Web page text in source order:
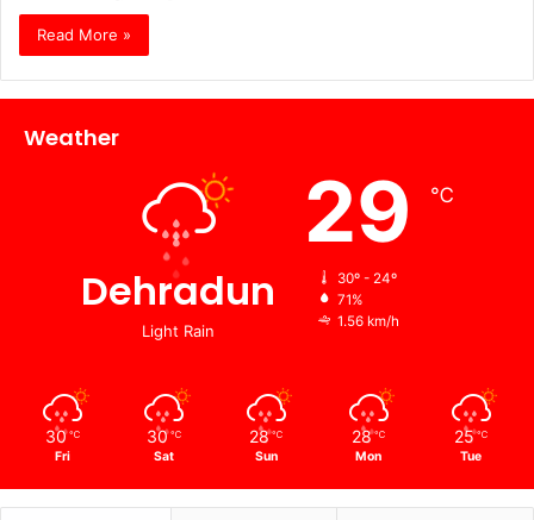
Read More »
Weather
Dehradun
Light Rain
29 ℃
30º - 24º
71%
1.56 km/h
30 ℃
Fri
30 ℃
Sat
28 ℃
Sun
28 ℃
Mon
25 ℃
Tue